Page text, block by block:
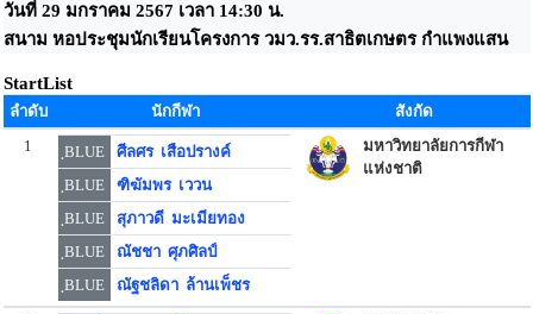
วันที่ 29 มกราคม 2567 เวลา 14:30 น.
สนาม หอประชุมนักเรียนโครงการ วมว.รร.สาธิตเกษตร กำแพงแสน
StartList
ลำดับ นักกีฬา
สังกัด
1
ฺBLUE
ศีลศร เสือปรางค์
ฺBLUE
ฑิฆัมพร เววน
ฺBLUE
สุภาวดี มะเมียทอง
ฺBLUE
ณัชชา ศุภศิลป์
ฺBLUE
ณัฐชลิดา ล้านเพ็ชร
มหาวิทยาลัยการกีฬา
แห่งชาติ